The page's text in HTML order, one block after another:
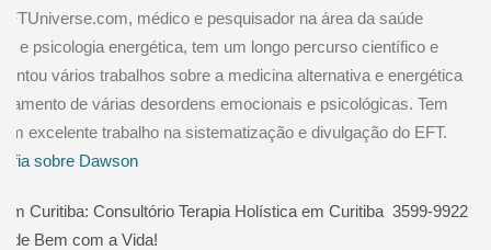
, médico e pesquisador na área da saúde
e psicologia energética, tem um longo percurso científico e
vários trabalhos sobre a medicina alternativa e energética
de várias desordens emocionais e psicológicas. Tem
excelente trabalho na sistematização e divulgação do EFT.
sobre Dawson
Curitiba: Consultório Terapia Holística em Curitiba 3599-9922
de Bem com a Vida!